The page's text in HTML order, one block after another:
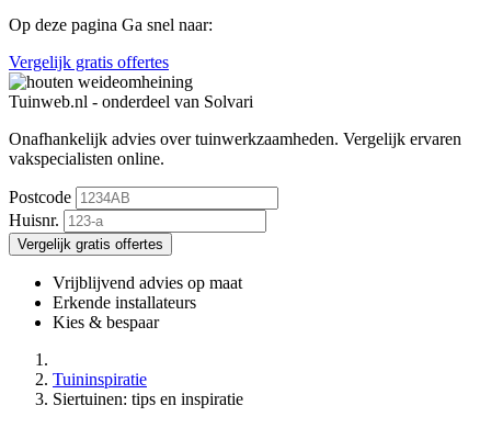
Op deze pagina Ga snel naar:
Vergelijk gratis offertes
Tuinweb.nl - onderdeel van Solvari
Onafhankelijk advies over tuinwerkzaamheden. Vergelijk ervaren
vakspecialisten online.
Postcode
Huisnr.
Vergelijk gratis offertes
Vrijblijvend advies op maat
Erkende installateurs
Kies & bespaar
Tuininspiratie
Siertuinen: tips en inspiratie